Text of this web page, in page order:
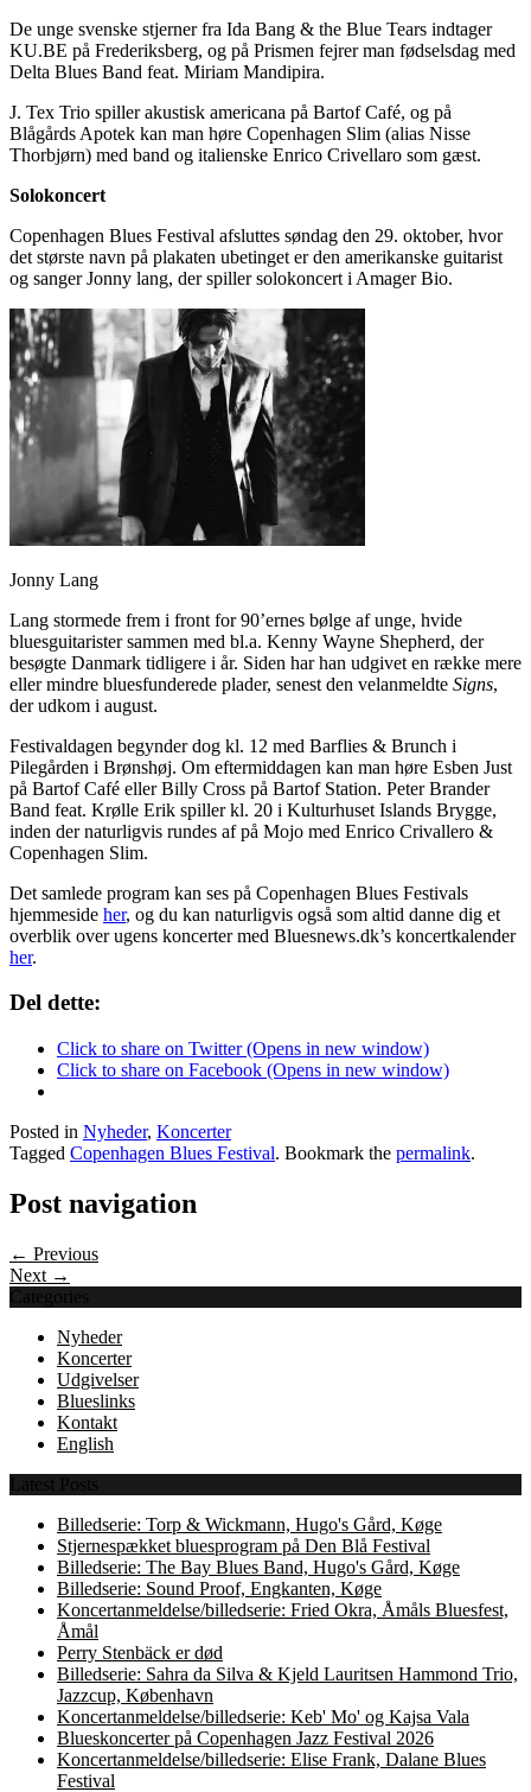
De unge svenske stjerner fra Ida Bang & the Blue Tears indtager
KU.BE på Frederiksberg, og på Prismen fejrer man fødselsdag med
Delta Blues Band feat. Miriam Mandipira.
J. Tex Trio spiller akustisk americana på Bartof Café, og på
Blågårds Apotek kan man høre Copenhagen Slim (alias Nisse
Thorbjørn) med band og italienske Enrico Crivellaro som gæst.
Solokoncert
Copenhagen Blues Festival afsluttes søndag den 29. oktober, hvor
det største navn på plakaten ubetinget er den amerikanske guitarist
og sanger Jonny lang, der spiller solokoncert i Amager Bio.
Jonny Lang
Lang stormede frem i front for 90’ernes bølge af unge, hvide
bluesguitarister sammen med bl.a. Kenny Wayne Shepherd, der
besøgte Danmark tidligere i år. Siden har han udgivet en række mere
eller mindre bluesfunderede plader, senest den velanmeldte Signs,
der udkom i august.
Festivaldagen begynder dog kl. 12 med Barflies & Brunch i
Pilegården i Brønshøj. Om eftermiddagen kan man høre Esben Just
på Bartof Café eller Billy Cross på Bartof Station. Peter Brander
Band feat. Krølle Erik spiller kl. 20 i Kulturhuset Islands Brygge,
inden der naturligvis rundes af på Mojo med Enrico Crivallero &
Copenhagen Slim.
Det samlede program kan ses på Copenhagen Blues Festivals
hjemmeside her, og du kan naturligvis også som altid danne dig et
overblik over ugens koncerter med Bluesnews.dk’s koncertkalender
her.
Del dette:
Click to share on Twitter (Opens in new window)
Click to share on Facebook (Opens in new window)
Posted in Nyheder, Koncerter
Tagged Copenhagen Blues Festival. Bookmark the permalink.
Post navigation
← Previous
Next →
Categories
Nyheder
Koncerter
Udgivelser
Blueslinks
Kontakt
English
Latest Posts
Billedserie: Torp & Wickmann, Hugo's Gård, Køge
Stjernespækket bluesprogram på Den Blå Festival
Billedserie: The Bay Blues Band, Hugo's Gård, Køge
Billedserie: Sound Proof, Engkanten, Køge
Koncertanmeldelse/billedserie: Fried Okra, Åmåls Bluesfest,
Åmål
Perry Stenbäck er død
Billedserie: Sahra da Silva & Kjeld Lauritsen Hammond Trio,
Jazzcup, København
Koncertanmeldelse/billedserie: Keb' Mo' og Kajsa Vala
Blueskoncerter på Copenhagen Jazz Festival 2026
Koncertanmeldelse/billedserie: Elise Frank, Dalane Blues
Festival